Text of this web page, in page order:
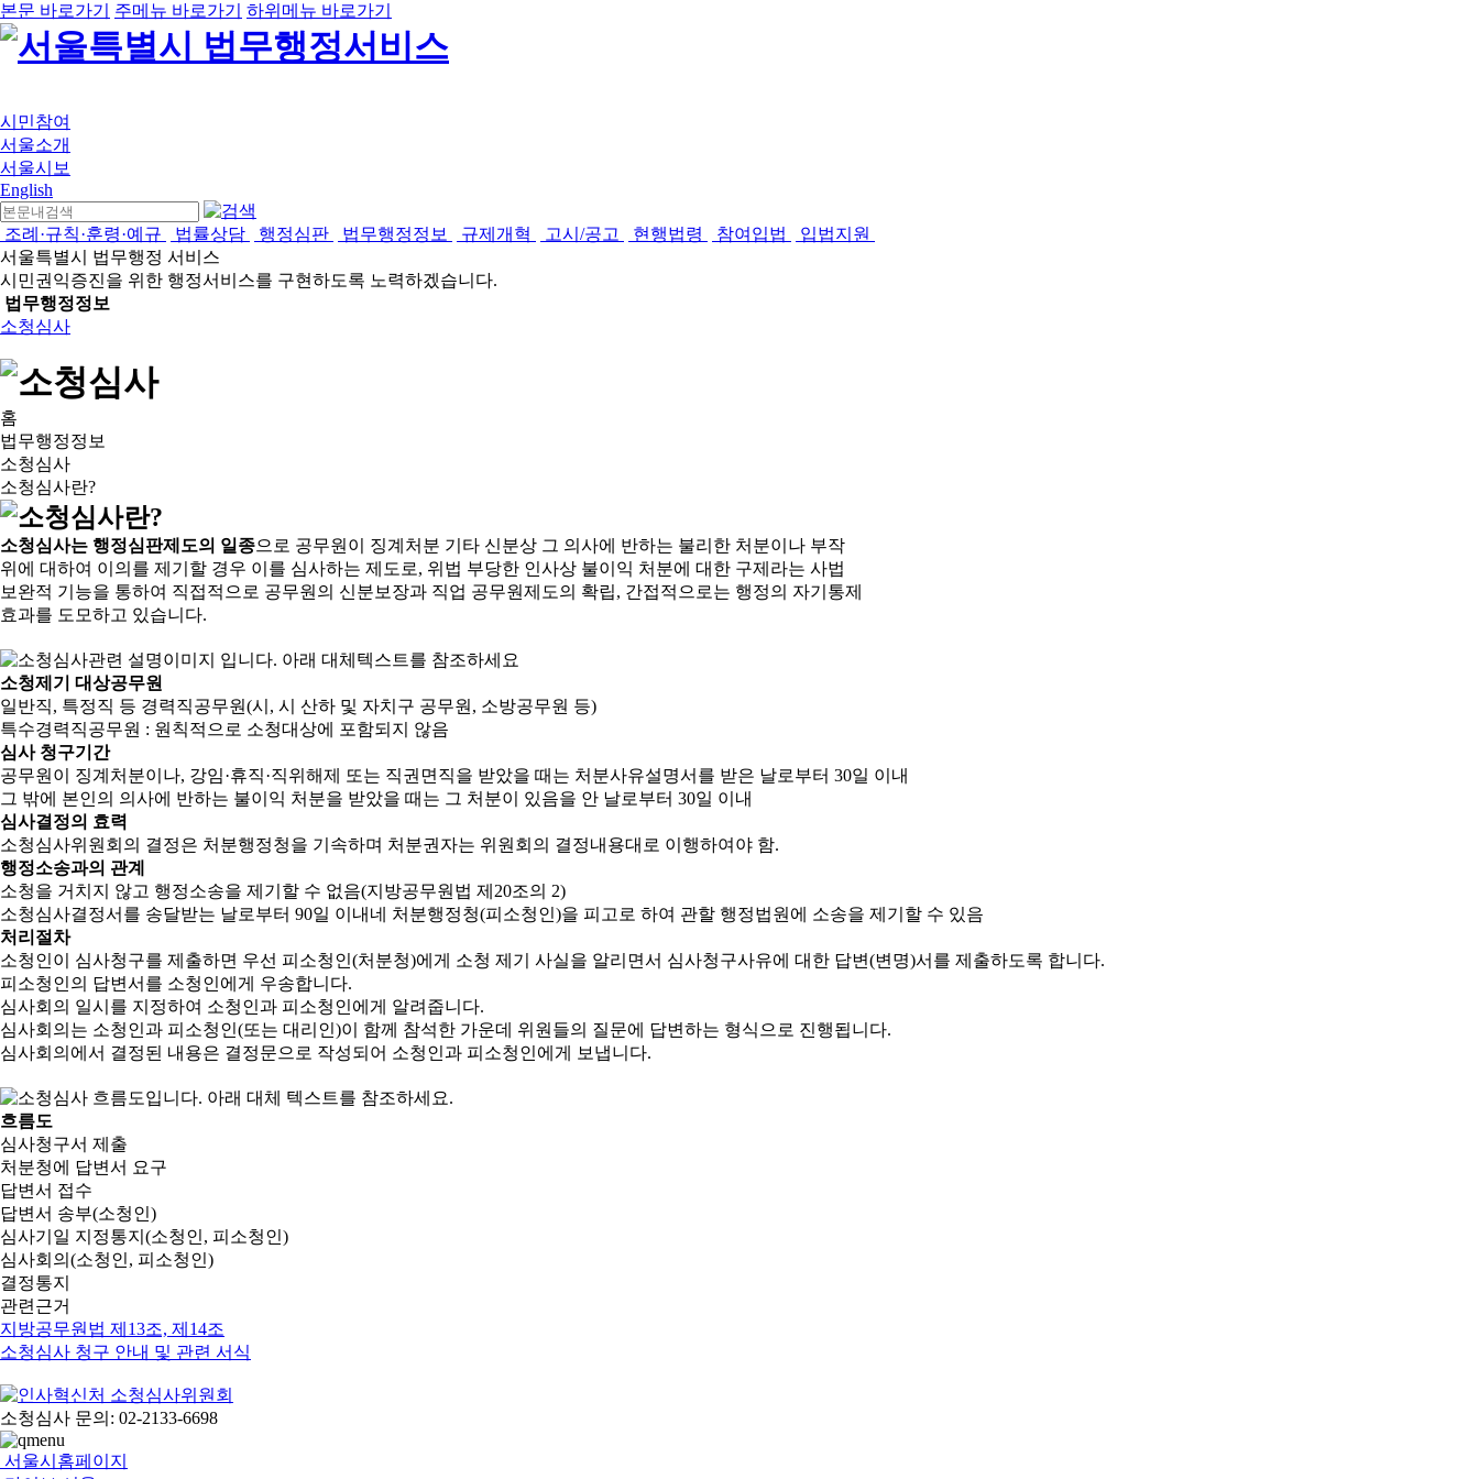
본문 바로가기 주메뉴 바로가기 하위메뉴 바로가기
시민참여
서울소개
서울시보
English
조례·규칙·훈령·예규 법률상담 행정심판 법무행정정보 규제개혁 고시/공고 현행법령 참여입법
입법지원
서울특별시 법무행정 서비스
시민권익증진을 위한 행정서비스를 구현하도록 노력하겠습니다.
법무행정정보
소청심사
홈
법무행정정보
소청심사
소청심사란?
소청심사는 행정심판제도의 일종으로 공무원이 징계처분 기타 신분상 그 의사에 반하는 불리한 처분이나 부작
위에 대하여 이의를 제기할 경우 이를 심사하는 제도로, 위법 부당한 인사상 불이익 처분에 대한 구제라는 사법
보완적 기능을 통하여 직접적으로 공무원의 신분보장과 직업 공무원제도의 확립, 간접적으로는 행정의 자기통제
효과를 도모하고 있습니다.
소청제기 대상공무원
일반직, 특정직 등 경력직공무원(시, 시 산하 및 자치구 공무원, 소방공무원 등)
특수경력직공무원 : 원칙적으로 소청대상에 포함되지 않음
심사 청구기간
공무원이 징계처분이나, 강임·휴직·직위해제 또는 직권면직을 받았을 때는 처분사유설명서를 받은 날로부터 30일 이내
그 밖에 본인의 의사에 반하는 불이익 처분을 받았을 때는 그 처분이 있음을 안 날로부터 30일 이내
심사결정의 효력
소청심사위원회의 결정은 처분행정청을 기속하며 처분권자는 위원회의 결정내용대로 이행하여야 함.
행정소송과의 관계
소청을 거치지 않고 행정소송을 제기할 수 없음(지방공무원법 제20조의 2)
소청심사결정서를 송달받는 날로부터 90일 이내네 처분행정청(피소청인)을 피고로 하여 관할 행정법원에 소송을 제기할 수 있음
처리절차
소청인이 심사청구를 제출하면 우선 피소청인(처분청)에게 소청 제기 사실을 알리면서 심사청구사유에 대한 답변(변명)서를 제출하도록 합니다.
피소청인의 답변서를 소청인에게 우송합니다.
심사회의 일시를 지정하여 소청인과 피소청인에게 알려줍니다.
심사회의는 소청인과 피소청인(또는 대리인)이 함께 참석한 가운데 위원들의 질문에 답변하는 형식으로 진행됩니다.
심사회의에서 결정된 내용은 결정문으로 작성되어 소청인과 피소청인에게 보냅니다.
흐름도
심사청구서 제출
처분청에 답변서 요구
답변서 접수
답변서 송부(소청인)
심사기일 지정통지(소청인, 피소청인)
심사회의(소청인, 피소청인)
결정통지
관련근거
지방공무원법 제13조, 제14조
소청심사 청구 안내 및 관련 서식
소청심사 문의: 02-2133-6698
서울시홈페이지